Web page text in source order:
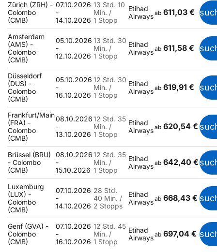
Zürich (ZRH) -
Colombo
(CMB)
07.10.2026
-
14.10.2026
13 Std. 10
Min. /
1 Stopp
Etihad
Airwaysab 611,03 €
Amsterdam
(AMS) -
Colombo
(CMB)
05.10.2026
-
12.10.2026
13 Std. 30
Min. /
1 Stopp
Etihad
Airwaysab 611,58 €
Düsseldorf
(DUS) -
Colombo
(CMB)
05.10.2026
-
16.10.2026
12 Std. 30
Min. /
1 Stopp
Etihad
Airwaysab 619,91 €
Frankfurt/Main
(FRA) -
Colombo
(CMB)
08.10.2026
-
13.10.2026
12 Std. 35
Min. /
1 Stopp
Etihad
Airwaysab 620,54 €
Brüssel (BRU)
- Colombo
(CMB)
08.10.2026
-
15.10.2026
12 Std. 35
Min. /
1 Stopp
Etihad
Airwaysab 642,40 €
Luxemburg
(LUX) -
Colombo
(CMB)
07.10.2026
-
14.10.2026
28 Std.
40 Min. /
2 Stopps
Etihad
Airwaysab 668,43 €
Genf (GVA) -
Colombo
(CMB)
07.10.2026
-
16.10.2026
12 Std. 45
Min. /
1 Stopp
Etihad
Airwaysab 697,04 €